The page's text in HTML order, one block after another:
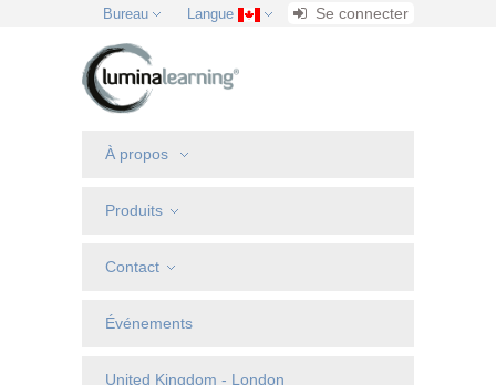
Bureau Langue Se connecter
À propos
Produits
Contact
Événements
United Kingdom - London